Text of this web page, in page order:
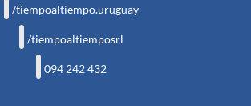
/tiempoaltiempo.uruguay
/tiempoaltiemposrl
094 242 432